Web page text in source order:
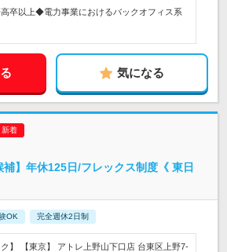
卒以上◆電力事業におけるバックオフィス系
気になる
補】年休125日/フレックス制度《 東日
OK 完全週休2日制
ク】 【東京】 アトレ上野山下口店 台東区上野7-